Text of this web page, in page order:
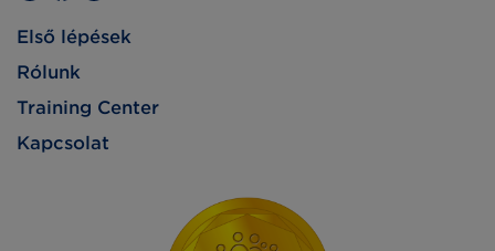
Első lépések
Rólunk
Training Center
Kapcsolat